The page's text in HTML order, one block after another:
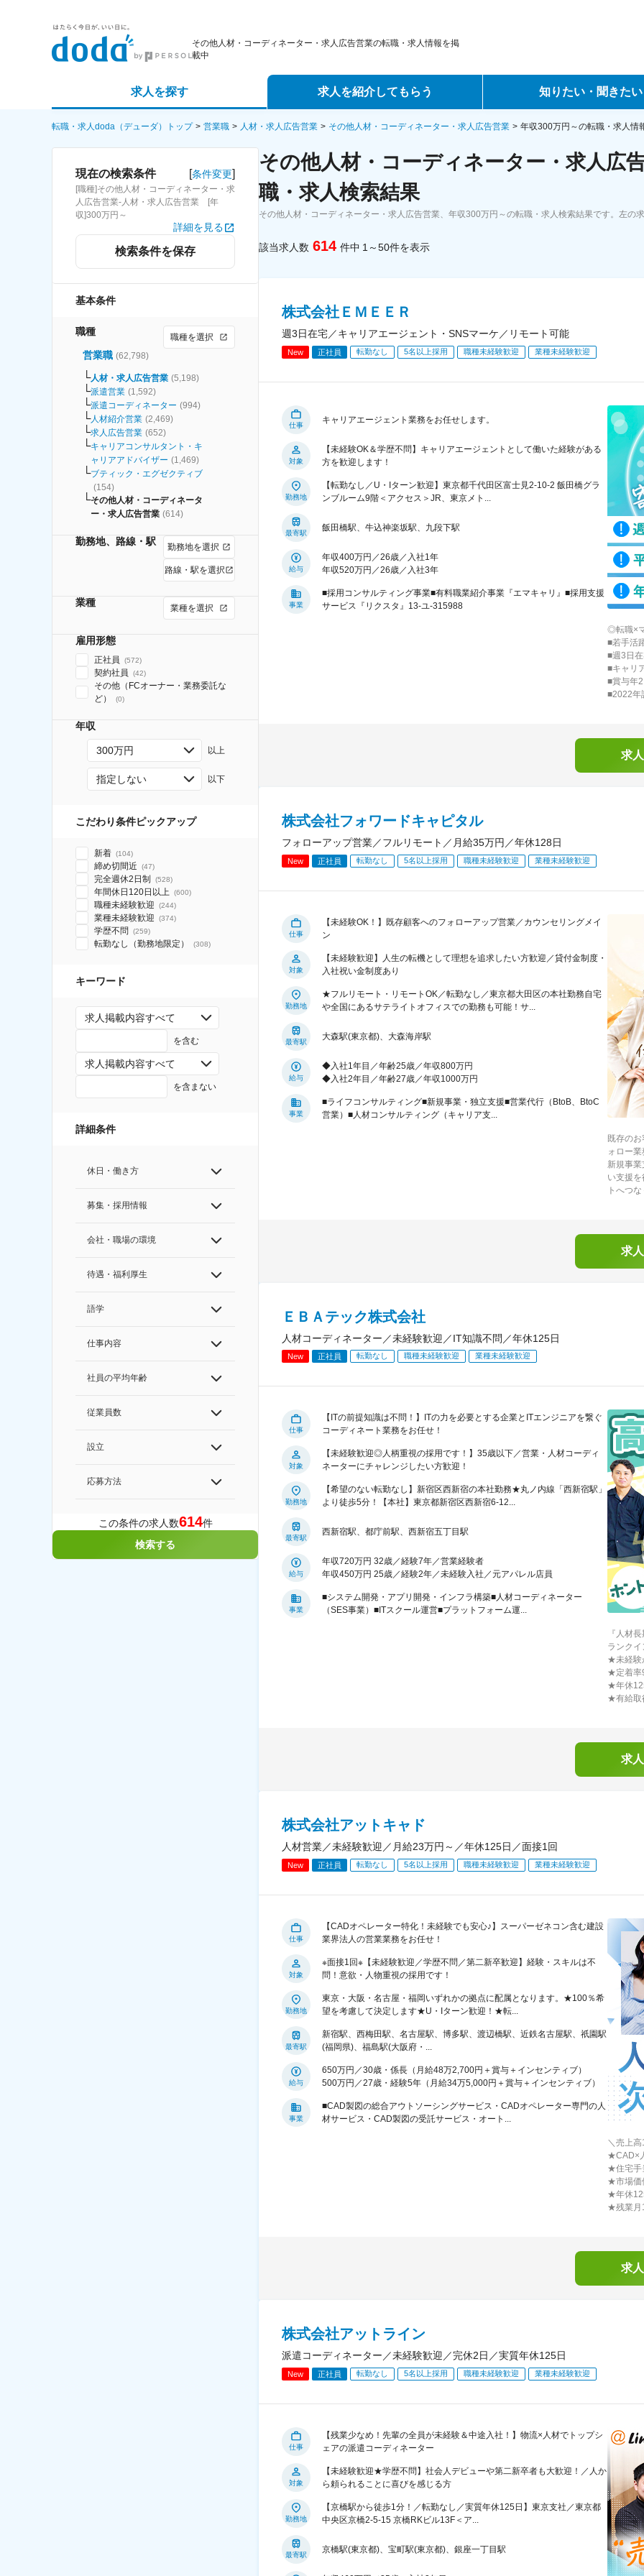
その他人材・コーディネーター・求人広告営業の転職・求人情報を掲
載中
求人を探す
詳細条件から探す
求人特集から探す
求人を紹介してもらう
エージェントサービス
スカウトサービス
パートナーエージェントサービス
知りたい・聞きたい
転職ノウハウ
データで見る転職
転職・求人doda（デューダ）トップ 営業職 人材・求人広告営業 その他人材・コーディネーター・求人広告営業 年収300万円～の転職・求人情
現在の検索条件 [条件変更]
[職種]その他人材・コーディネーター・求
人広告営業-人材・求人広告営業 [年
収]300万円～
詳細を見る
検索条件を保存
基本条件
職種 職種を選択
営業職 (62,798)
人材・求人広告営業 (5,198)
派遣営業 (1,592)
派遣コーディネーター (994)
人材紹介営業 (2,469)
求人広告営業 (652)
キャリアコンサルタント・キ
ャリアアドバイザー (1,469)
ブティック・エグゼクティブ
(154)
その他人材・コーディネータ
ー・求人広告営業 (614)
勤務地、路線・駅 勤務地を選択
路線・駅を選択
業種 業種を選択
雇用形態
正社員 (572)
契約社員 (42)
その他（FCオーナー・業務委託な
ど）
(0)
年収
300万円 以上
指定しない 以下
こだわり条件ピックアップ
新着 (104)
締め切間近 (47)
完全週休2日制 (528)
年間休日120日以上 (600)
職種未経験歓迎 (244)
業種未経験歓迎 (374)
学歴不問 (259)
転勤なし（勤務地限定） (308)
キーワード
求人掲載内容すべて
を含む
求人掲載内容すべて
を含まない
詳細条件
休日・働き方
募集・採用情報
会社・職場の環境
待遇・福利厚生
語学
仕事内容
社員の平均年齢
従業員数
設立
応募方法
この条件の求人数614件
検索する
その他人材・コーディネーター・求人広
職・求人検索結果
その他人材・コーディネーター・求人広告営業、年収300万円～の転職・求人検索結果です。左の
該当求人数 614 件中 1～50件を表示
株式会社ＥＭＥＥＲ
週3日在宅／キャリアエージェント・SNSマーケ／リモート可能
New 正社員 転勤なし 5名以上採用 職種未経験歓迎 業種未経験歓迎
仕事
キャリアエージェント業務をお任せします。
対象
【未経験OK＆学歴不問】キャリアエージェントとして働いた経験がある
方を歓迎します！
勤務地
【転勤なし／U・Iターン歓迎】東京都千代田区富士見2-10-2 飯田橋グラ
ンブルーム9階＜アクセス＞JR、東京メト...
最寄駅
飯田橋駅、牛込神楽坂駅、九段下駅
給与
年収400万円／26歳／入社1年
年収520万円／26歳／入社3年
事業
■採用コンサルティング事業■有料職業紹介事業『エマキャリ』■採用支援
サービス『リクスタ』13-ユ-315988
◎転職×
■若手活
■週3日
■キャリ
■賞与年
■2022年
求
株式会社フォワードキャピタル
フォローアップ営業／フルリモート／月給35万円／年休128日
New 正社員 転勤なし 5名以上採用 職種未経験歓迎 業種未経験歓迎
仕事
【未経験OK！】既存顧客へのフォローアップ営業／カウンセリングメイ
ン
対象
【未経験歓迎】人生の転機として理想を追求したい方歓迎／貸付金制度・
入社祝い金制度あり
勤務地
★フルリモート・リモートOK／転勤なし／東京都大田区の本社勤務自宅
や全国にあるサテライトオフィスでの勤務も可能！サ...
最寄駅
大森駅(東京都)、大森海岸駅
給与
◆入社1年目／年齢25歳／年収800万円
◆入社2年目／年齢27歳／年収1000万円
事業
■ライフコンサルティング■新規事業・独立支援■営業代行（BtoB、BtoC
営業）■人材コンサルティング（キャリア支...
既存の
ォロー
新規事
い支援
トへつ
求
ＥＢＡテック株式会社
人材コーディネーター／未経験歓迎／IT知識不問／年休125日
New 正社員 転勤なし 職種未経験歓迎 業種未経験歓迎
仕事
【ITの前提知識は不問！】ITの力を必要とする企業とITエンジニアを繋ぐ
コーディネート業務をお任せ！
対象
【未経験歓迎◎人柄重視の採用です！】35歳以下／営業・人材コーディ
ネーターにチャレンジしたい方歓迎！
勤務地
【希望のない転勤なし】新宿区西新宿の本社勤務★丸ノ内線「西新宿駅」
より徒歩5分！【本社】東京都新宿区西新宿6-12...
最寄駅
西新宿駅、都庁前駅、西新宿五丁目駅
給与
年収720万円 32歳／経験7年／営業経験者
年収450万円 25歳／経験2年／未経験入社／元アパレル店員
事業
■システム開発・アプリ開発・インフラ構築■人材コーディネーター
（SES事業）■ITスクール運営■プラットフォーム運...
『人材
ランク
★未経験
★定着率
★年休
★有給取
求
株式会社アットキャド
人材営業／未経験歓迎／月給23万円～／年休125日／面接1回
New 正社員 転勤なし 5名以上採用 職種未経験歓迎 業種未経験歓迎
仕事
【CADオペレーター特化！未経験でも安心♪】スーパーゼネコン含む建設
業界法人の営業業務をお任せ！
対象
※面接1回※【未経験歓迎／学歴不問／第二新卒歓迎】経験・スキルは不
問！意欲・人物重視の採用です！
勤務地
東京・大阪・名古屋・福岡いずれかの拠点に配属となります。★100％希
望を考慮して決定します★U・Iターン歓迎！★転...
最寄駅
新宿駅、西梅田駅、名古屋駅、博多駅、渡辺橋駅、近鉄名古屋駅、祇園駅
(福岡県)、福島駅(大阪府・...
給与
650万円／30歳・係長（月給48万2,700円＋賞与＋インセンティブ）
500万円／27歳・経験5年（月給34万5,000円＋賞与＋インセンティブ）
事業
■CAD製図の総合アウトソーシングサービス・CADオペレーター専門の人
材サービス・CAD製図の受託サービス・オート...
＼売上
★CAD×
★住宅手
★市場価
★年休
★残業月
求
株式会社アットライン
派遣コーディネーター／未経験歓迎／完休2日／実質年休125日
New 正社員 転勤なし 5名以上採用 職種未経験歓迎 業種未経験歓迎
仕事
【残業少なめ！先輩の全員が未経験＆中途入社！】物流×人材でトップシ
ェアの派遣コーディネーター
対象
【未経験歓迎★学歴不問】社会人デビューや第二新卒者も大歓迎！／人か
ら頼られることに喜びを感じる方
勤務地
【京橋駅から徒歩1分！／転勤なし／実質年休125日】東京支社／東京都
中央区京橋2-5-15 京橋RKビル13F＜ア...
最寄駅
京橋駅(東京都)、宝町駅(東京都)、銀座一丁目駅